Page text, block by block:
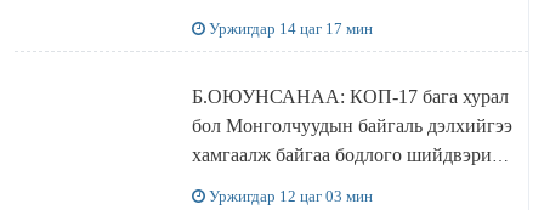
Уржигдар 14 цаг 17 мин
Б.ОЮУНСАНАА: КОП-17 бага хурал
бол Монголчуудын байгаль дэлхийгээ
хамгаалж байгаа бодлого шийдвэрийг
Уржигдар 12 цаг 03 мин